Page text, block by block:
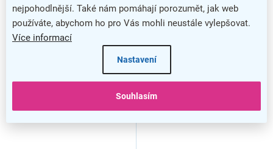
nejpohodlnější. Také nám pomáhají porozumět, jak web
používáte, abychom ho pro Vás mohli neustále vylepšovat.
Více informací
Nastavení
Souhlasím
Ergonomický stůl ProOffice
B 180 x 120 cm, pravý,
divoká hruška
Ergonomický stůl ProOffice
B 180 x 120 cm, pravý,